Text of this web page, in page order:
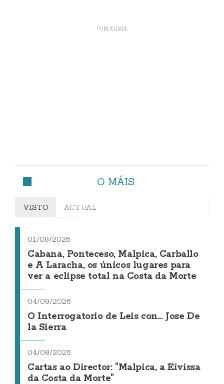
O MÁIS
VISTO ACTUAL
01/08/2026
Cabana, Ponteceso, Malpica, Carballo
e A Laracha, os únicos lugares para
ver a eclipse total na Costa da Morte
04/08/2026
O Interrogatorio de Leis con... Jose De
la Sierra
04/08/2026
Cartas ao Director: "Malpica, a Eivissa
da Costa da Morte"